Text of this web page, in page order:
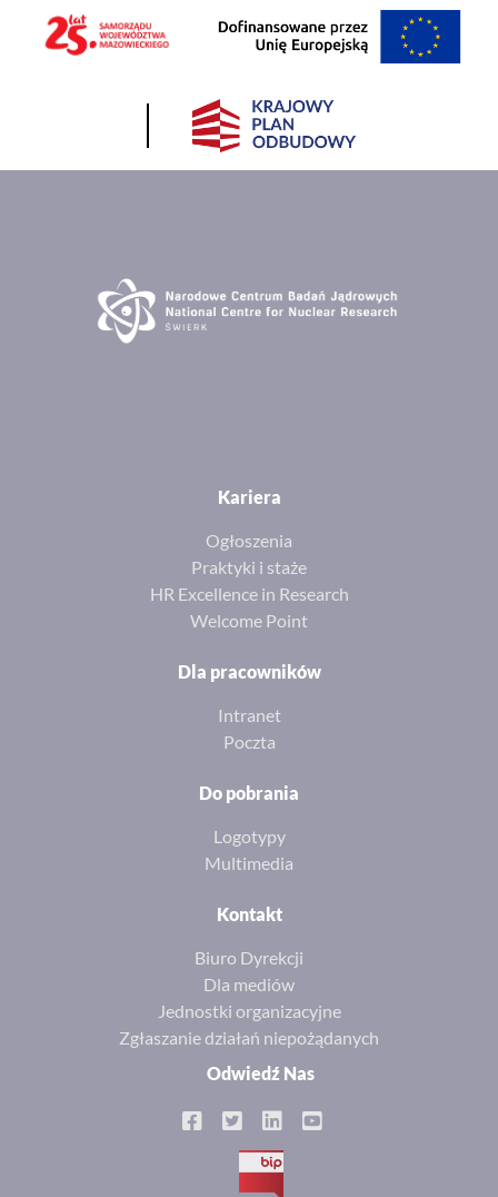
Kariera
Ogłoszenia
Praktyki i staże
HR Excellence in Research
Welcome Point
Dla pracowników
Intranet
Poczta
Do pobrania
Logotypy
Multimedia
Kontakt
Biuro Dyrekcji
Dla mediów
Jednostki organizacyjne
Zgłaszanie działań niepożądanych
Odwiedź Nas
BIP